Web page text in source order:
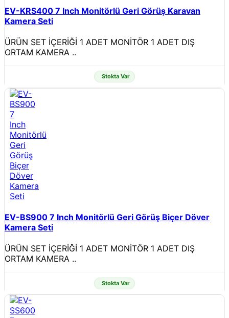
EV-KRS400 7 Inch Monitörlü Geri Görüş Karavan
Kamera Seti
ÜRÜN SET İÇERİĞİ 1 ADET MONİTÖR 1 ADET DIŞ
ORTAM KAMERA ..
Stokta Var
EV-BS900 7 Inch Monitörlü Geri Görüş Biçer Döver
Kamera Seti
ÜRÜN SET İÇERİĞİ 1 ADET MONİTÖR 1 ADET DIŞ
ORTAM KAMERA ..
Stokta Var